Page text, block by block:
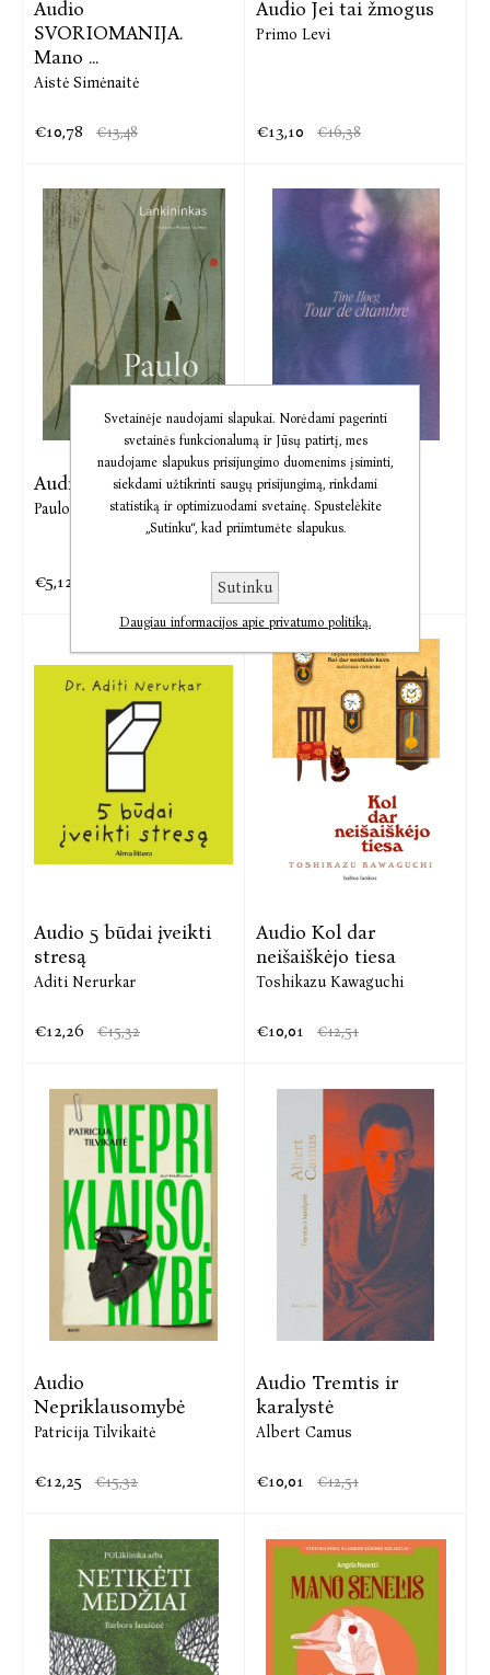
Audio
SVORIOMANIJA.
Mano ...
Aistė Simėnaitė
€10,78 €13,48
Audio Jei tai žmogus
Primo Levi
€13,10 €16,38
Audio Lankininkas
Paulo Coelho
€5,12
Audio Tour de
chambre
Tine Hoeg
€7,63
Audio 5 būdai įveikti
stresą
Aditi Nerurkar
€12,26 €15,32
Audio Kol dar
neišaiškėjo tiesa
Toshikazu Kawaguchi
€10,01 €12,51
Audio
Nepriklausomybė
Patricija Tilvikaitė
€12,25 €15,32
Audio Tremtis ir
karalystė
Albert Camus
€10,01 €12,51
Svetainėje naudojami slapukai. Norėdami pagerinti
svetainės funkcionalumą ir Jūsų patirtį, mes
naudojame slapukus prisijungimo duomenims įsiminti,
siekdami užtikrinti saugų prisijungimą, rinkdami
statistiką ir optimizuodami svetainę. Spustelėkite
„Sutinku“, kad priimtumėte slapukus.
Sutinku
Daugiau informacijos apie privatumo politiką.